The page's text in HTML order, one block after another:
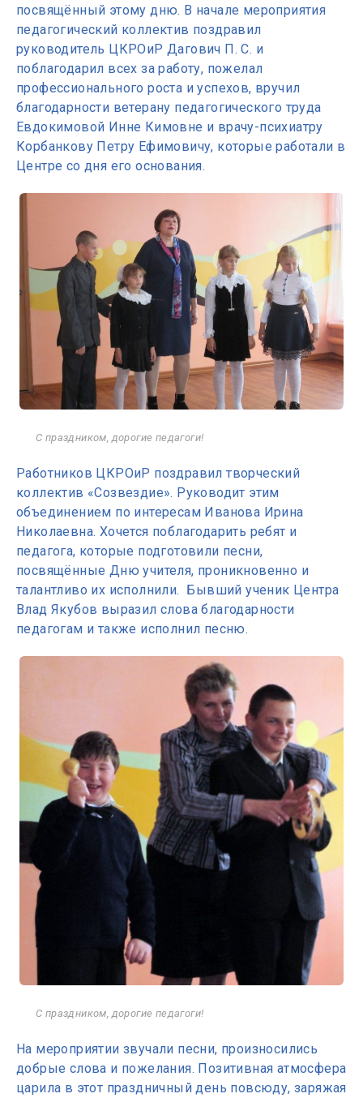
посвящённый этому дню. В начале мероприятия
педагогический коллектив поздравил
руководитель ЦКРОиР Дагович П. С. и
поблагодарил всех за работу, пожелал
профессионального роста и успехов, вручил
благодарности ветерану педагогического труда
Евдокимовой Инне Кимовне и врачу-психиатру
Корбанкову Петру Ефимовичу, которые работали в
Центре со дня его основания.
С праздником, дорогие педагоги!
Работников ЦКРОиР поздравил творческий
коллектив «Созвездие». Руководит этим
объединением по интересам Иванова Ирина
Николаевна. Хочется поблагодарить ребят и
педагога, которые подготовили песни,
посвящённые Дню учителя, проникновенно и
талантливо их исполнили. Бывший ученик Центра
Влад Якубов выразил слова благодарности
педагогам и также исполнил песню.
С праздником, дорогие педагоги!
На мероприятии звучали песни, произносились
добрые слова и пожелания. Позитивная атмосфера
царила в этот праздничный день повсюду, заряжая